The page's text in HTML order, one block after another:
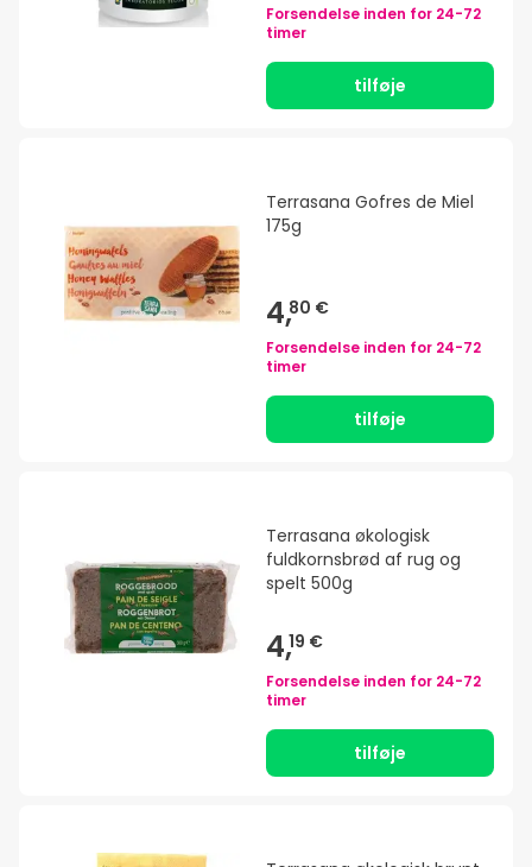
Forsendelse inden for 24-72
timer
tilføje
Terrasana Gofres de Miel
175g
4,80 €
Forsendelse inden for 24-72
timer
tilføje
Terrasana økologisk
fuldkornsbrød af rug og
spelt 500g
4,19 €
Forsendelse inden for 24-72
timer
tilføje